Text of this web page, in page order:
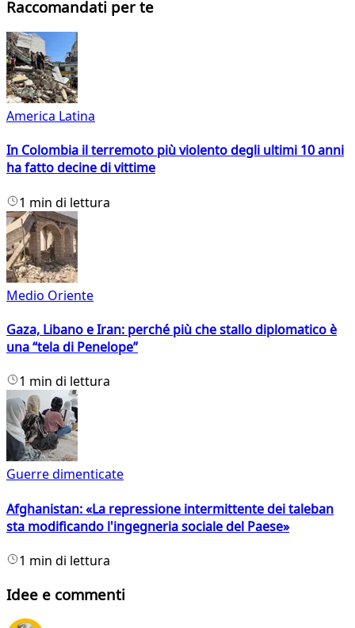
Raccomandati per te
America Latina
In Colombia il terremoto più violento degli ultimi 10 anni
ha fatto decine di vittime
1 min di lettura
Medio Oriente
Gaza, Libano e Iran: perché più che stallo diplomatico è
una “tela di Penelope”
1 min di lettura
Guerre dimenticate
Afghanistan: «La repressione intermittente dei taleban
sta modificando l'ingegneria sociale del Paese»
1 min di lettura
Idee e commenti